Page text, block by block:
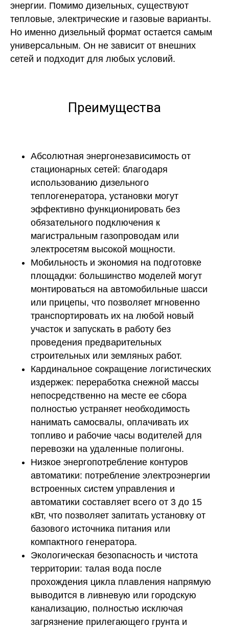
энергии. Помимо дизельных, существуют
тепловые, электрические и газовые варианты.
Но именно дизельный формат остается самым
универсальным. Он не зависит от внешних
сетей и подходит для любых условий.
Преимущества
Абсолютная энергонезависимость от
стационарных сетей: благодаря
использованию дизельного
теплогенератора, установки могут
эффективно функционировать без
обязательного подключения к
магистральным газопроводам или
электросетям высокой мощности.
Мобильность и экономия на подготовке
площадки: большинство моделей могут
монтироваться на автомобильные шасси
или прицепы, что позволяет мгновенно
транспортировать их на любой новый
участок и запускать в работу без
проведения предварительных
строительных или земляных работ.
Кардинальное сокращение логистических
издержек: переработка снежной массы
непосредственно на месте ее сбора
полностью устраняет необходимость
нанимать самосвалы, оплачивать их
топливо и рабочие часы водителей для
перевозки на удаленные полигоны.
Низкое энергопотребление контуров
автоматики: потребление электроэнергии
встроенных систем управления и
автоматики составляет всего от 3 до 15
кВт, что позволяет запитать установку от
базового источника питания или
компактного генератора.
Экологическая безопасность и чистота
территории: талая вода после
прохождения цикла плавления напрямую
выводится в ливневую или городскую
канализацию, полностью исключая
загрязнение прилегающего грунта и